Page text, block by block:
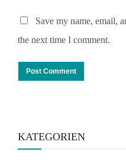
Save my name, email,
the next time I comment.
KATEGORIEN